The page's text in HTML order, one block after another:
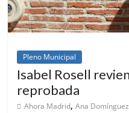
Pleno Municipal
Isabel Rosell
reprobada
Ahora Madrid,Ana Domínguez